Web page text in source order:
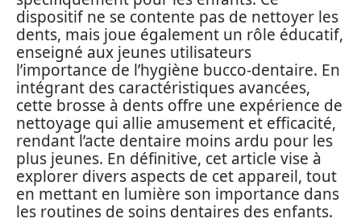
dispositif ne se contente pas de nettoyer les
dents, mais joue également un rôle éducatif,
enseigné aux jeunes utilisateurs
l’importance de l’hygiène bucco-dentaire. En
intégrant des caractéristiques avancées,
cette brosse à dents offre une expérience de
nettoyage qui allie amusement et efficacité,
rendant l’acte dentaire moins ardu pour les
plus jeunes. En définitive, cet article vise à
explorer divers aspects de cet appareil, tout
en mettant en lumière son importance dans
les routines de soins dentaires des enfants.